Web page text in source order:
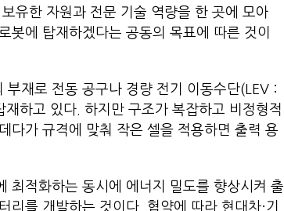
유한 자원과 전문 기술 역량을 한 곳에 모아
봇에 탑재하겠다는 공동의 목표에 따른 것이
재로 전동 공구나 경량 전기 이동수단(LEV :
하고 있다. 하지만 구조가 복잡하고 비정형적
다가 규격에 맞춰 작은 셀을 적용하면 출력 용
최적화하는 동시에 에너지 밀도를 향상시켜 출
를 개발하는 것이다. 협약에 따라 현대차·기